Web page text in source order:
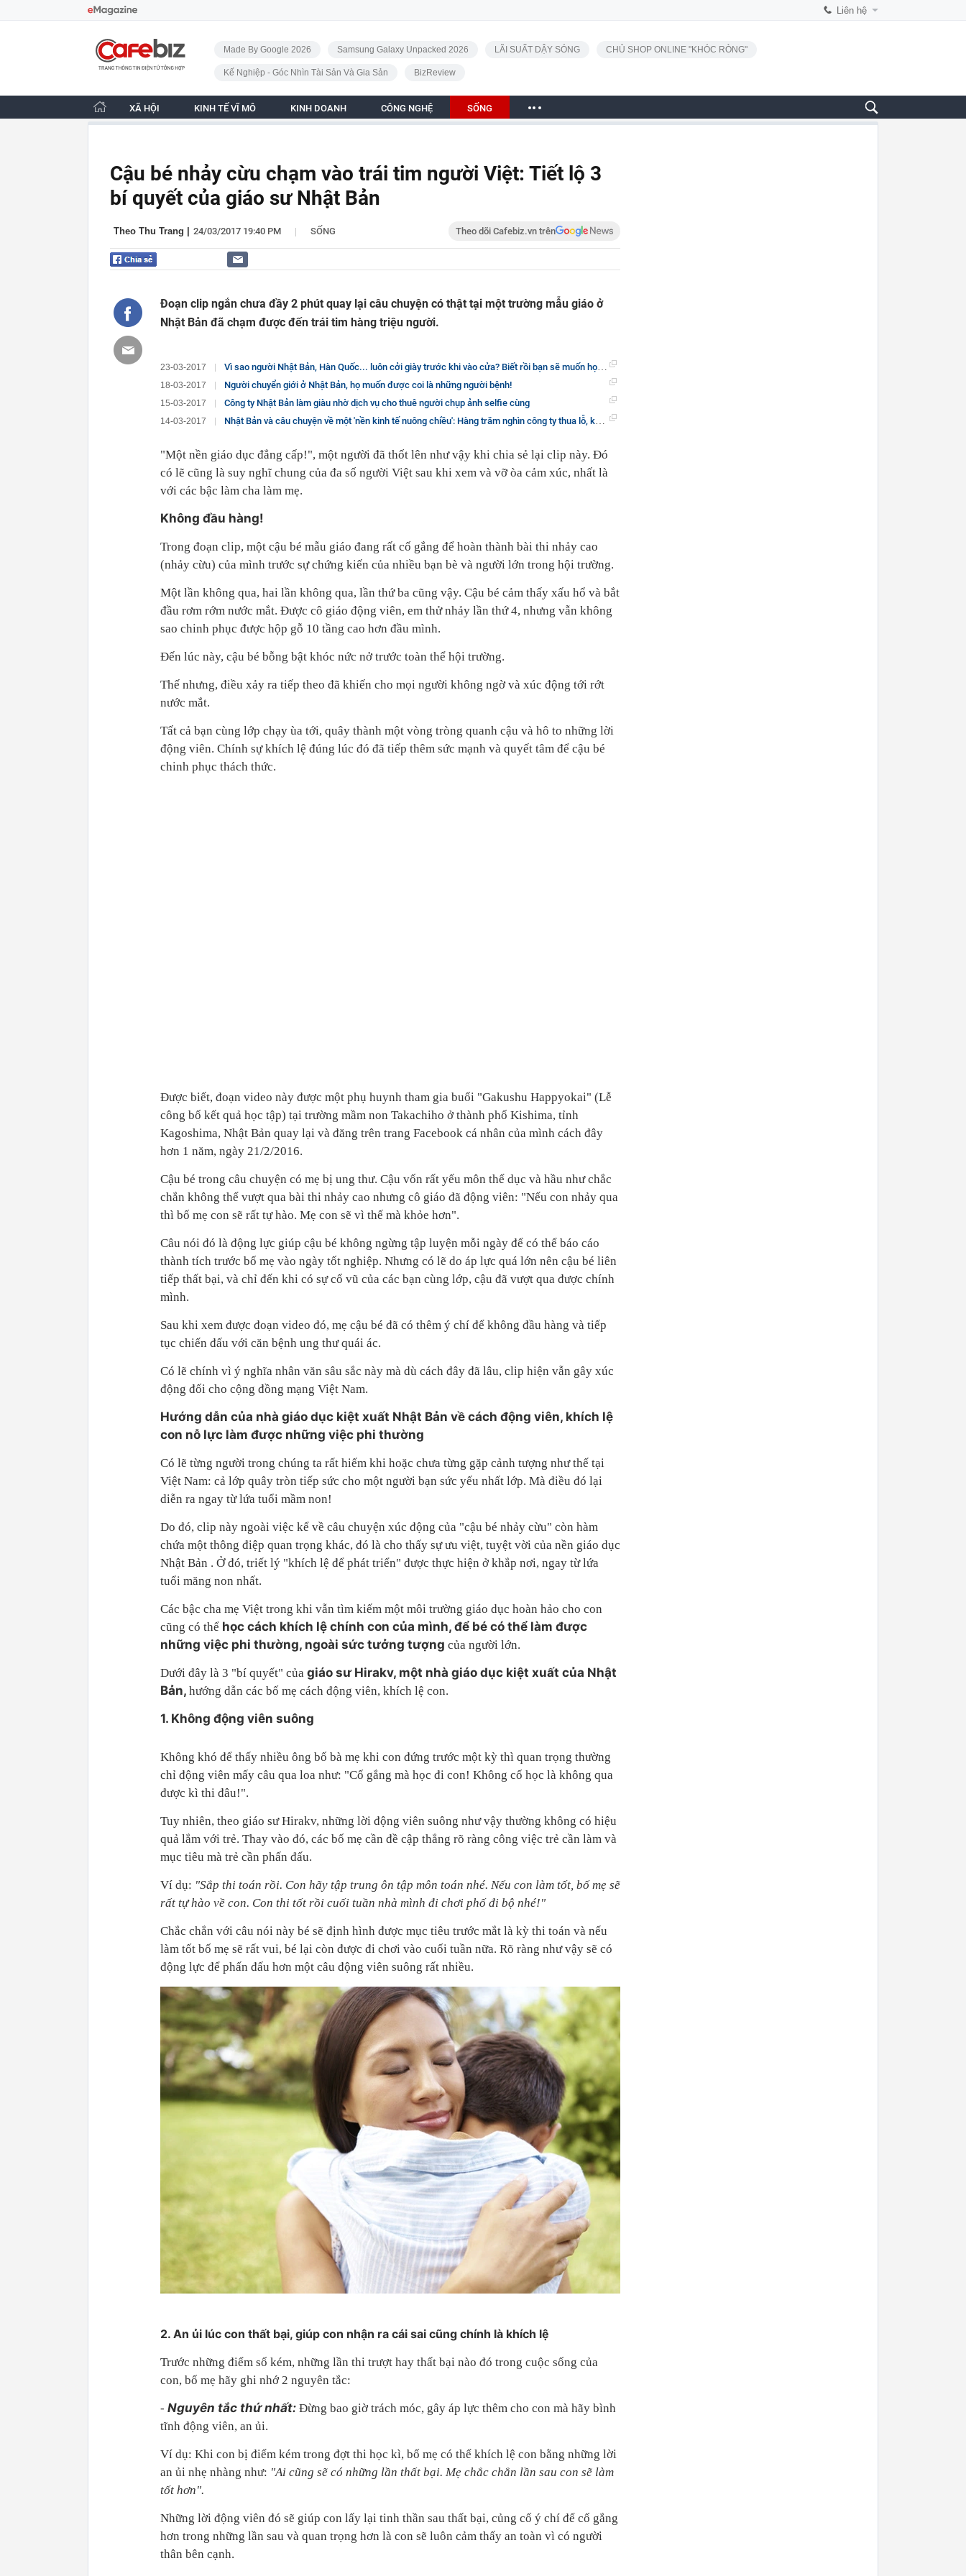
Liên hệ
CafeBiz - Trang chủ
Made By Google 2026 Samsung Galaxy Unpacked 2026 LÃI SUẤT DẬY SÓNG CHỦ SHOP ONLINE "KHÓC RÒNG"
Kế Nghiệp - Góc Nhìn Tài Sản Và Gia Sản BizReview
XÃ HỘI KINH TẾ VĨ MÔ KINH DOANH CÔNG NGHỆ SỐNG
Cậu bé nhảy cừu chạm vào trái tim người Việt: Tiết lộ 3
bí quyết của giáo sư Nhật Bản
Theo Thu Trang 24/03/2017 19:40 PM | SỐNG Theo dõi Cafebiz.vn trên
Đoạn clip ngắn chưa đầy 2 phút quay lại câu chuyện có thật tại một trường mẫu giáo ở
Nhật Bản đã chạm được đến trái tim hàng triệu người.
23-03-2017 Vì sao người Nhật Bản, Hàn Quốc... luôn cởi giày trước khi vào cửa? Biết rồi bạn sẽ muốn học theo
18-03-2017 Người chuyển giới ở Nhật Bản, họ muốn được coi là những người bệnh!
15-03-2017 Công ty Nhật Bản làm giàu nhờ dịch vụ cho thuê người chụp ảnh selfie cùng
14-03-2017 Nhật Bản và câu chuyện về một 'nền kinh tế nuông chiều': Hàng trăm nghìn công ty thua lỗ, khách hàng không có nhưng chính phủ vẫn cấp vốn để cho sống sót
"Một nền giáo dục đẳng cấp!", một người đã thốt lên như vậy khi chia sẻ lại clip này. Đó
có lẽ cũng là suy nghĩ chung của đa số người Việt sau khi xem và vỡ òa cảm xúc, nhất là
với các bậc làm cha làm mẹ.
Không đầu hàng!
Trong đoạn clip, một cậu bé mẫu giáo đang rất cố gắng để hoàn thành bài thi nhảy cao
(nhảy cừu) của mình trước sự chứng kiến của nhiều bạn bè và người lớn trong hội trường.
Một lần không qua, hai lần không qua, lần thứ ba cũng vậy. Cậu bé cảm thấy xấu hổ và bắt
đầu rơm rớm nước mắt. Được cô giáo động viên, em thử nhảy lần thứ 4, nhưng vẫn không
sao chinh phục được hộp gỗ 10 tầng cao hơn đầu mình.
Đến lúc này, cậu bé bỗng bật khóc nức nở trước toàn thể hội trường.
Thế nhưng, điều xảy ra tiếp theo đã khiến cho mọi người không ngờ và xúc động tới rớt
nước mắt.
Tất cả bạn cùng lớp chạy ùa tới, quây thành một vòng tròng quanh cậu và hô to những lời
động viên. Chính sự khích lệ đúng lúc đó đã tiếp thêm sức mạnh và quyết tâm để cậu bé
chinh phục thách thức.
Được biết, đoạn video này được một phụ huynh tham gia buổi "Gakushu Happyokai" (Lễ
công bố kết quả học tập) tại trường mầm non Takachiho ở thành phố Kishima, tỉnh
Kagoshima, Nhật Bản quay lại và đăng trên trang Facebook cá nhân của mình cách đây
hơn 1 năm, ngày 21/2/2016.
Cậu bé trong câu chuyện có mẹ bị ung thư. Cậu vốn rất yếu môn thể dục và hầu như chắc
chắn không thể vượt qua bài thi nhảy cao nhưng cô giáo đã động viên: "Nếu con nhảy qua
thì bố mẹ con sẽ rất tự hào. Mẹ con sẽ vì thế mà khỏe hơn".
Câu nói đó là động lực giúp cậu bé không ngừng tập luyện mỗi ngày để có thể báo cáo
thành tích trước bố mẹ vào ngày tốt nghiệp. Nhưng có lẽ do áp lực quá lớn nên cậu bé liên
tiếp thất bại, và chỉ đến khi có sự cổ vũ của các bạn cùng lớp, cậu đã vượt qua được chính
mình.
Sau khi xem được đoạn video đó, mẹ cậu bé đã có thêm ý chí để không đầu hàng và tiếp
tục chiến đấu với căn bệnh ung thư quái ác.
Có lẽ chính vì ý nghĩa nhân văn sâu sắc này mà dù cách đây đã lâu, clip hiện vẫn gây xúc
động đối cho cộng đồng mạng Việt Nam.
Hướng dẫn của nhà giáo dục kiệt xuất Nhật Bản về cách động viên, khích lệ
con nỗ lực làm được những việc phi thường
Có lẽ từng người trong chúng ta rất hiếm khi hoặc chưa từng gặp cảnh tượng như thế tại
Việt Nam: cả lớp quây tròn tiếp sức cho một người bạn sức yếu nhất lớp. Mà điều đó lại
diễn ra ngay từ lứa tuổi mầm non!
Do đó, clip này ngoài việc kể về câu chuyện xúc động của "cậu bé nhảy cừu" còn hàm
chứa một thông điệp quan trọng khác, đó là cho thấy sự ưu việt, tuyệt vời của nền giáo dục
Nhật Bản . Ở đó, triết lý "khích lệ để phát triển" được thực hiện ở khắp nơi, ngay từ lứa
tuổi măng non nhất.
Các bậc cha mẹ Việt trong khi vẫn tìm kiếm một môi trường giáo dục hoàn hảo cho con
cũng có thể học cách khích lệ chính con của mình, để bé có thể làm được
những việc phi thường, ngoài sức tưởng tượng của người lớn.
Dưới đây là 3 "bí quyết" của giáo sư Hirakv, một nhà giáo dục kiệt xuất của Nhật
Bản, hướng dẫn các bố mẹ cách động viên, khích lệ con.
1. Không động viên suông
Không khó để thấy nhiều ông bố bà mẹ khi con đứng trước một kỳ thì quan trọng thường
chỉ động viên mấy câu qua loa như: "Cố gắng mà học đi con! Không cố học là không qua
được kì thi đâu!".
Tuy nhiên, theo giáo sư Hirakv, những lời động viên suông như vậy thường không có hiệu
quả lắm với trẻ. Thay vào đó, các bố mẹ cần đề cập thẳng rõ ràng công việc trẻ cần làm và
mục tiêu mà trẻ cần phấn đấu.
Ví dụ: "Sắp thi toán rồi. Con hãy tập trung ôn tập môn toán nhé. Nếu con làm tốt, bố mẹ sẽ
rất tự hào về con. Con thi tốt rồi cuối tuần nhà mình đi chơi phố đi bộ nhé!"
Chắc chắn với câu nói này bé sẽ định hình được mục tiêu trước mắt là kỳ thi toán và nếu
làm tốt bố mẹ sẽ rất vui, bé lại còn được đi chơi vào cuối tuần nữa. Rõ ràng như vậy sẽ có
động lực để phấn đấu hơn một câu động viên suông rất nhiều.
2. An ủi lúc con thất bại, giúp con nhận ra cái sai cũng chính là khích lệ
Trước những điểm số kém, những lần thi trượt hay thất bại nào đó trong cuộc sống của
con, bố mẹ hãy ghi nhớ 2 nguyên tắc:
- Nguyên tắc thứ nhất: Đừng bao giờ trách móc, gây áp lực thêm cho con mà hãy bình
tĩnh động viên, an ủi.
Ví dụ: Khi con bị điểm kém trong đợt thi học kì, bố mẹ có thể khích lệ con bằng những lời
an ủi nhẹ nhàng như: "Ai cũng sẽ có những lần thất bại. Mẹ chắc chắn lần sau con sẽ làm
tốt hơn".
Những lời động viên đó sẽ giúp con lấy lại tinh thần sau thất bại, củng cố ý chí để cố gắng
hơn trong những lần sau và quan trọng hơn là con sẽ luôn cảm thấy an toàn vì có người
thân bên cạnh.